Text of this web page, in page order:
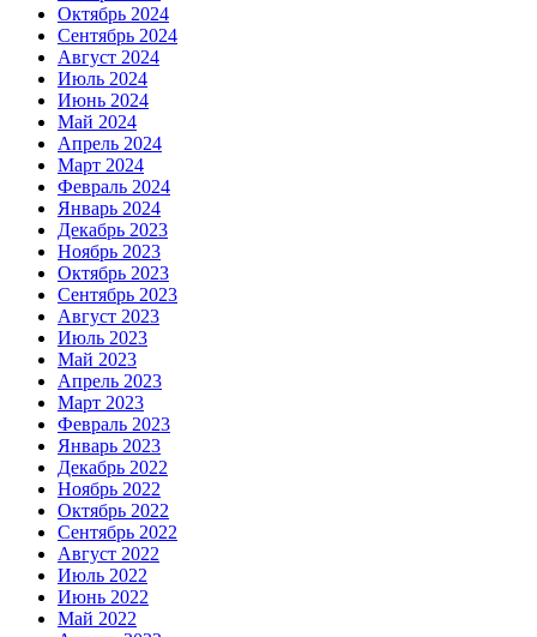
Октябрь 2024
Сентябрь 2024
Август 2024
Июль 2024
Июнь 2024
Май 2024
Апрель 2024
Март 2024
Февраль 2024
Январь 2024
Декабрь 2023
Ноябрь 2023
Октябрь 2023
Сентябрь 2023
Август 2023
Июль 2023
Май 2023
Апрель 2023
Март 2023
Февраль 2023
Январь 2023
Декабрь 2022
Ноябрь 2022
Октябрь 2022
Сентябрь 2022
Август 2022
Июль 2022
Июнь 2022
Май 2022